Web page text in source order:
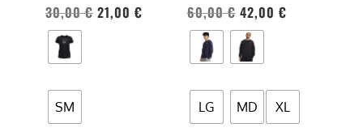
30,00€ 21,00 €
SM
essere
scelte
nella
del
prodotto
60,00€ 42,00 €
LG MD XL
essere
scelte
nella
del
prodotto